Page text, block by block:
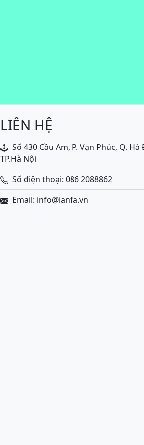
LIÊN HỆ
Số 430 Cầu Am, P. Vạn Phúc, Q.
TP.Hà Nội
Số điện thoại: 086 2088862
Email: info@ianfa.vn